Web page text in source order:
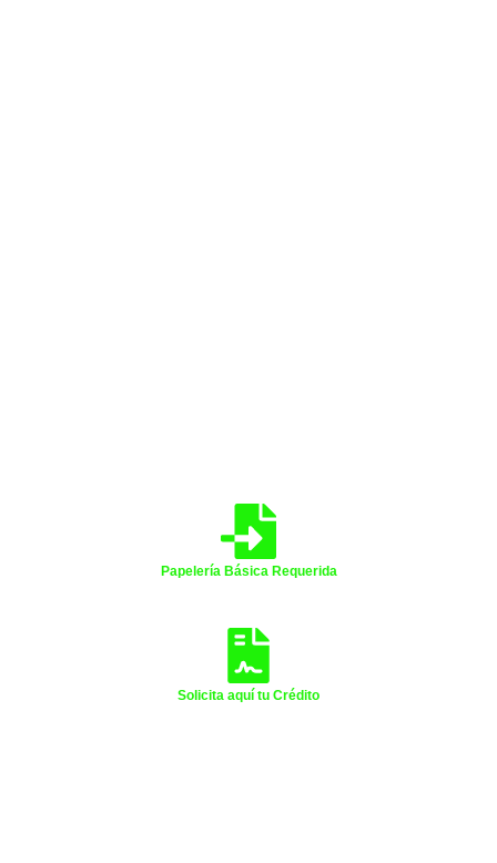
Papelería Básica Requerida
Solicita aquí tu Crédito